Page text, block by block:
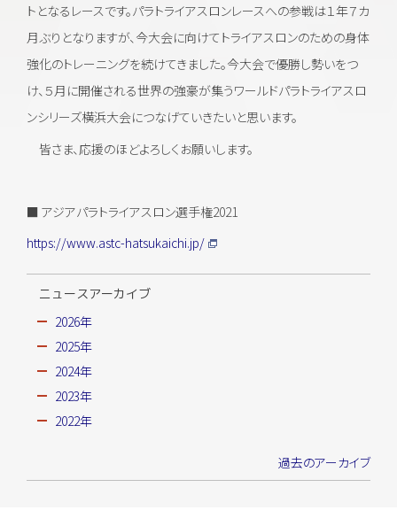
トとなるレースです。パラトライアスロンレースへの参戦は１年７カ
月ぶりとなりますが、今大会に向けてトライアスロンのための身体
強化のトレーニングを続けてきました。今大会で優勝し勢いをつ
け、５月に開催される世界の強豪が集うワールドパラトライアスロ
ンシリーズ横浜大会につなげていきたいと思います。
皆さま、応援のほどよろしくお願いします。
■ アジアパラトライアスロン選手権2021
https://www.astc-hatsukaichi.jp/
ニュースアーカイブ
2026年
2025年
2024年
2023年
2022年
過去のアーカイブ